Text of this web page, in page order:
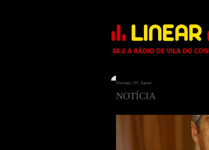
Domingo | 09 | Agosto
NOTÍCIA